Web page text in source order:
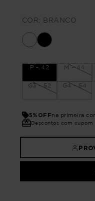
COR: BRANCO
P - 42 M - 44
G3 - 52 G4 - 54
5%OFFna primeira
Descontos com cupom